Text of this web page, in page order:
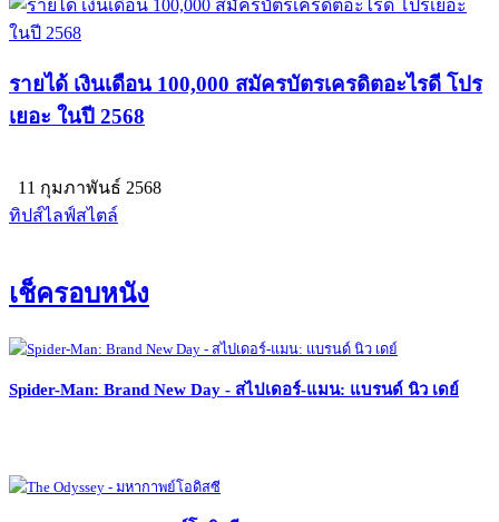
รายได้ เงินเดือน 100,000 สมัครบัตรเครดิตอะไรดี โปร
เยอะ ในปี 2568
11 กุมภาพันธ์ 2568
ทิปส์ไลฟ์สไตล์
เช็ครอบหนัง
Spider-Man: Brand New Day - สไปเดอร์-แมน: แบรนด์ นิว เดย์